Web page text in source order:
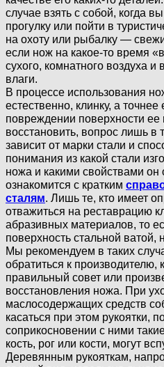
случае взять с собой, когда
прогулку или пойти в
на охоту или рыбалку —
если нож на какое-то время
сухого, комнатного воздуха и
влаги.
В процессе использования
естественно, клинку, а
повреждении поверхности ее
восстановить, вопрос лишь в
зависит от марки стали и
понимания из какой стали
ножа и какими свойствами
ознакомится с кратким
сталям. Лишь те, кто имеет
отважиться на реставрацию
абразивных материалов, то
поверхность стальной ватой,
Мы рекомендуем в таких
обратиться к производителю,
правильный совет или
восстановления ножа. При
маслосодержащих средств
касаться при этом рукоятки,
соприкосновении с ними
кость, рог или кости, могут
Деревянным рукояткам,